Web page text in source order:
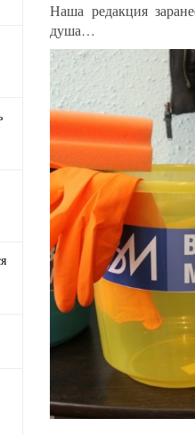
Наша редакция
душа…